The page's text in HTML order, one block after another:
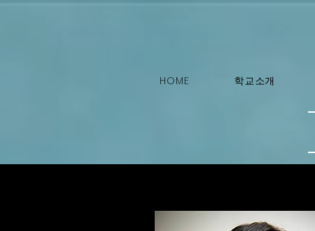
HOME 학교소개